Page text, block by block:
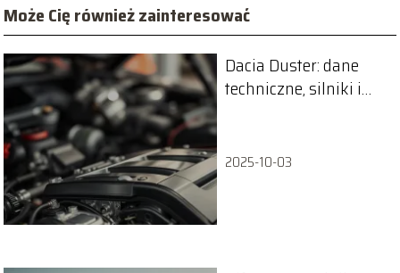
Może Cię również zainteresować
Dacia Duster: dane
techniczne, silniki i
2025-10-03